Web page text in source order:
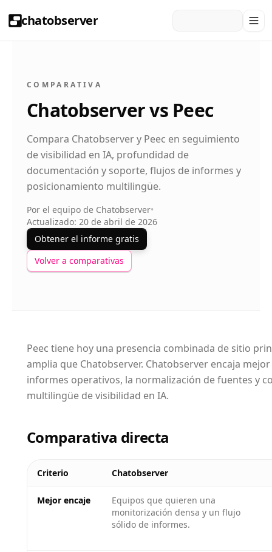
chatobserver
COMPARATIVA
Chatobserver vs Peec
Compara Chatobserver y Peec en seguimiento
de visibilidad en IA, profundidad de
documentación y soporte, flujos de informes y
posicionamiento multilingüe.
Por el equipo de Chatobserver•
Actualizado: 20 de abril de 2026
Obtener el informe gratis
Volver a comparativas
Peec tiene hoy una presencia combinada de sitio
amplia que Chatobserver. Chatobserver encaja
informes operativos, la normalización de fuentes y
multilingüe de visibilidad en IA.
Comparativa directa
Criterio Chatobserver
Mejor encaje
Equipos que quieren una
monitorización densa y un flujo
sólido de informes.